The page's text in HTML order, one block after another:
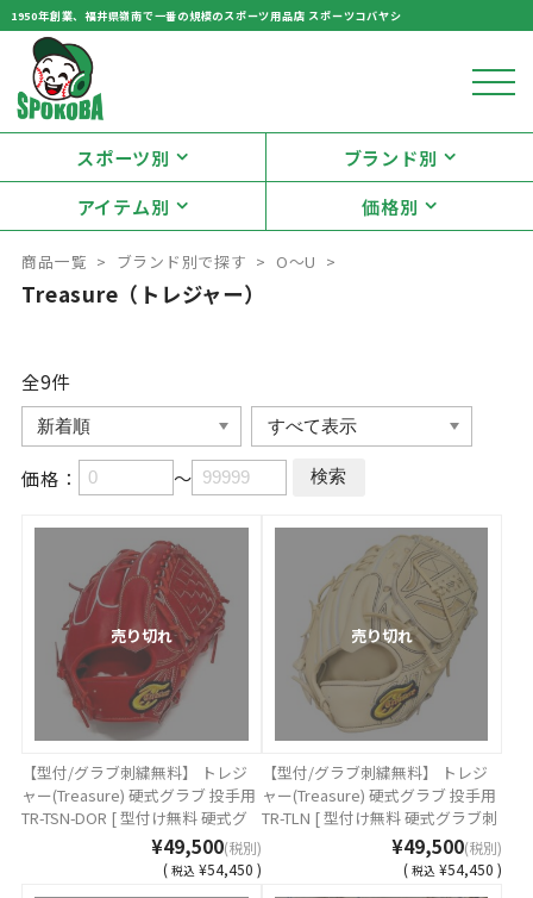
1950年創業、福井県嶺南で一番の規模のスポーツ用品店 スポーツコバヤシ
スポーツ別
ブランド別
アイテム別
価格別
商品一覧 ブランド別で探す O～U
Treasure（トレジャー）
全9件
価格： ～
売り切れ
【型付/グラブ刺繍無料】 トレジ
ャー(Treasure) 硬式グラブ 投手用
TR-TSN-DOR [ 型付け無料 硬式グ
ラブ刺繍2ヶ所無料(単色のみ)※縁
取り・影付きの場合、1ヶ所+3300
¥49,500(税別)
( 税込 ¥54,450 )
売り切れ
【型付/グラブ刺繍無料】 トレジ
ャー(Treasure) 硬式グラブ 投手用
TR-TLN [ 型付け無料 硬式グラブ刺
繍2ヶ所無料(単色のみ)※縁取り・
影付きの場合、1ヶ所+3300円(税
¥49,500(税別)
( 税込 ¥54,450 )